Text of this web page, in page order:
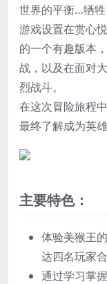
世界的平衡…牺牲
游戏设置在赏心
的一个有趣版本
战，以及在面对
烈战斗。
在这次冒险旅程
最终了解成为英雄
主要特色：
体验美猴王
达四名玩家合
通过学习掌